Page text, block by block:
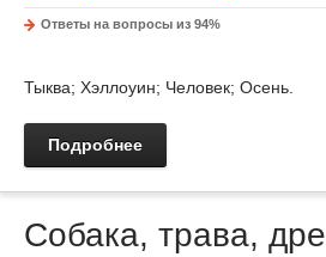
Ответы на вопросы из 94%
Тыква; Хэллоуин; Человек; Осень.
Подробнее
Собака, трава,